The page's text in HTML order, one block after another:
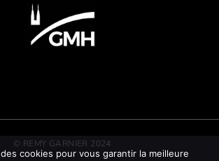
© REMY GARNIER 2024
cookies pour vous garantir la meilleure